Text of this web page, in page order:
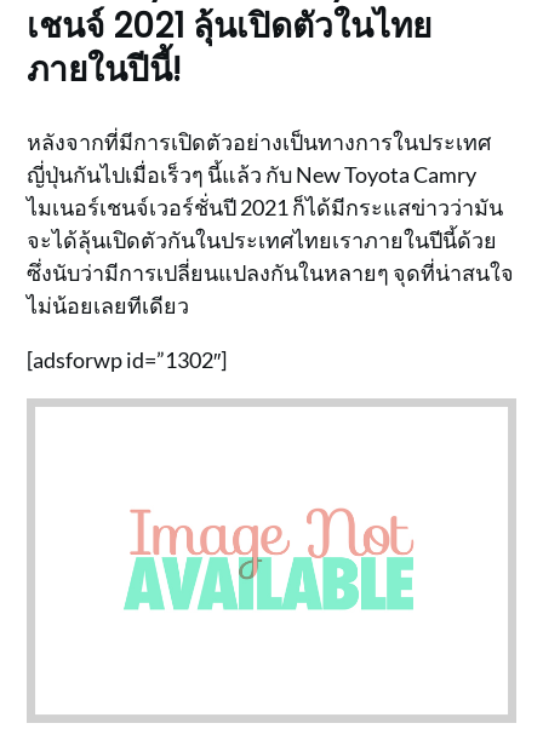
เชนจ์ 2021 ลุ้นเปิดตัวในไทย
ภายในปีนี้!
หลังจากที่มีการเปิดตัวอย่างเป็นทางการในประเทศ
ญี่ปุ่นกันไปเมื่อเร็วๆ นี้แล้ว กับ New Toyota Camry
ไมเนอร์เชนจ์เวอร์ชั่นปี 2021 ก็ได้มีกระแสข่าวว่ามัน
จะได้ลุ้นเปิดตัวกันในประเทศไทยเราภายในปีนี้ด้วย
ซึ่งนับว่ามีการเปลี่ยนแปลงกันในหลายๆ จุดที่น่าสนใจ
ไม่น้อยเลยทีเดียว
[adsforwp id=”1302″]